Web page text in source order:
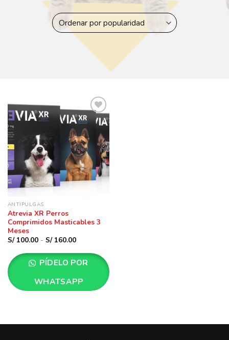
Añadir
a la
lista
deseos
ANTIPULGAS
Atrevia XR Perros
Comprimidos Masticables 3
Meses
S/100.00 - S/160.00Rango
precios:
desde
S/ 100.00
S/ 160.00
PÍDELO POR
WHATSAPP